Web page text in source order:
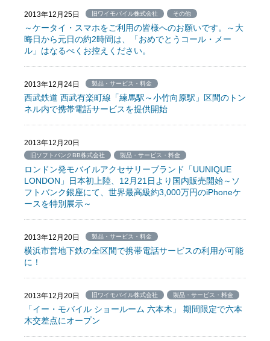
2013年12月25日 旧ワイモバイル株式会社 その他
～ケータイ・スマホをご利用の皆様へのお願いです。～大
晦日から元日の約2時間は、「おめでとうコール・メー
ル」はなるべくお控えください。
2013年12月24日 製品・サービス・料金
西武鉄道 西武有楽町線「練馬駅～小竹向原駅」区間のトン
ネル内で携帯電話サービスを提供開始
2013年12月20日
旧ソフトバンクBB株式会社 製品・サービス・料金
ロンドン発モバイルアクセサリーブランド「UUNIQUE
LONDON」日本初上陸、12月21日より国内販売開始～ソ
フトバンク銀座にて、世界最高級約3,000万円のiPhoneケ
ースを特別展示～
2013年12月20日 製品・サービス・料金
横浜市営地下鉄の全区間で携帯電話サービスの利用が可能
に！
2013年12月20日 旧ワイモバイル株式会社 製品・サービス・料金
「イー・モバイル ショールーム 六本木」 期間限定で六本
木交差点にオープン